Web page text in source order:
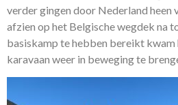
verder gingen door Nederland heen
afzien op het Belgische wegdek na
basiskamp te hebben bereikt kwam
karavaan weer in beweging te